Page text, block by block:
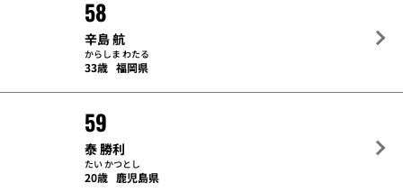
58
辛島 航
からしま わたる
33歳 福岡県
59
泰 勝利
たい かつとし
20歳 鹿児島県